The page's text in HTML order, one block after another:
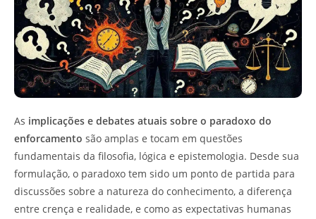
As implicações e debates atuais sobre o paradoxo do
enforcamento são amplas e tocam em questões
fundamentais da filosofia, lógica e epistemologia. Desde sua
formulação, o paradoxo tem sido um ponto de partida para
discussões sobre a natureza do conhecimento, a diferença
entre crença e realidade, e como as expectativas humanas